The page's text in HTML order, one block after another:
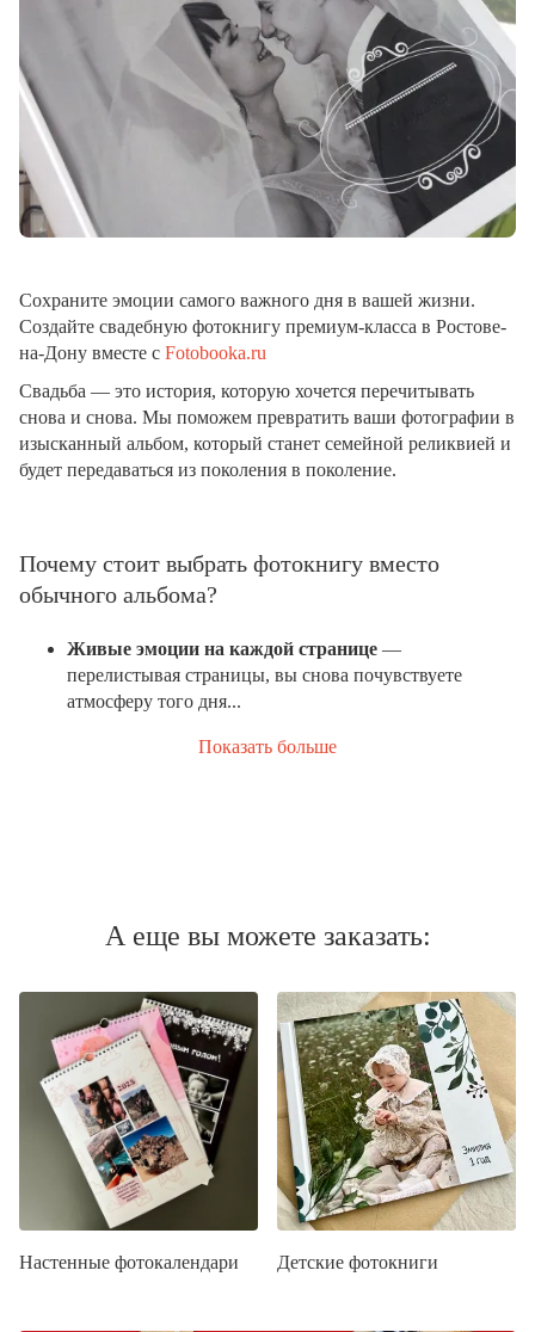
Сохраните эмоции самого важного дня в вашей жизни.
Создайте свадебную фотокнигу премиум-класса в Ростове-
на-Дону вместе с Fotobooka.ru
Свадьба — это история, которую хочется перечитывать
снова и снова. Мы поможем превратить ваши фотографии в
изысканный альбом, который станет семейной реликвией и
будет передаваться из поколения в поколение.
Почему стоит выбрать фотокнигу вместо
обычного альбома?
Живые эмоции на каждой странице —
перелистывая страницы, вы снова почувствуете
атмосферу того дня...
Показать больше
А еще вы можете заказать:
Настенные фотокалендари Детские фотокниги